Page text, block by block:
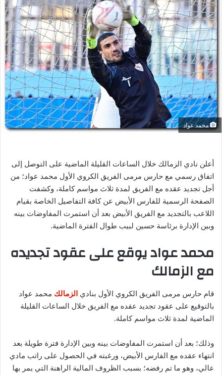
ل
ب
ر
ي
د
ا
ل
ك
ت
ر
ي
محمد عواد
أعلن نادي الزمالك خلال الساعات القليلة الماضية على التوصل إلى
اتفاق رسمي مع حارس مرمى الفريق الكروي الأول محمد عواد؛ من
أجل تجديد عقده مع الفريق لمدة ثلاث مواسم كاملة، وكشفت
الصفحة الرسمية للفارس الأبيض عن كافة التفاصيل الخاصة بقيام
اللاعب بالتجديد مع الفريق الأبيض بعد أن استمرت المفاوضات بينه
وبين الإدارة برئاسة حسين لبيب طوال الفترة الماضية.
محمد عواد يوقع على عقود تجديده
مع الزمالك
قام حارس مرمى الفريق الكروي الأول بنادي الزمالك محمد عواد
بالتوقيع على عقود تجديد عقده مع الفريق خلال الساعات القليلة
الماضية لمدة ثلاث مواسم كاملة.
وذلك؛ بعد أن استمرت المفاوضات بينه وبين الإدارة فترة طويلة بعد
انتهاء عقده مع الفارس الأبيض، ورغبته في الحصول على راتب مادي
عالي، وهو ما تم رفضه؛ بسبب الظروف المالية الراهنة التي يمر بها